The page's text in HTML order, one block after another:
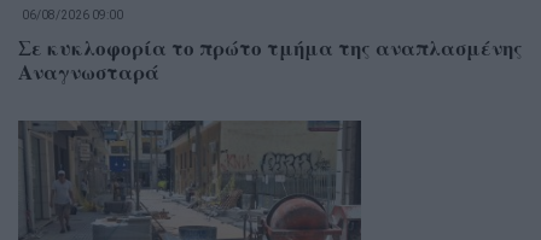
06/08/2026 09:00
Σε κυκλοφορία το πρώτο τμήμα της αναπλασμένης
Αναγνωσταρά